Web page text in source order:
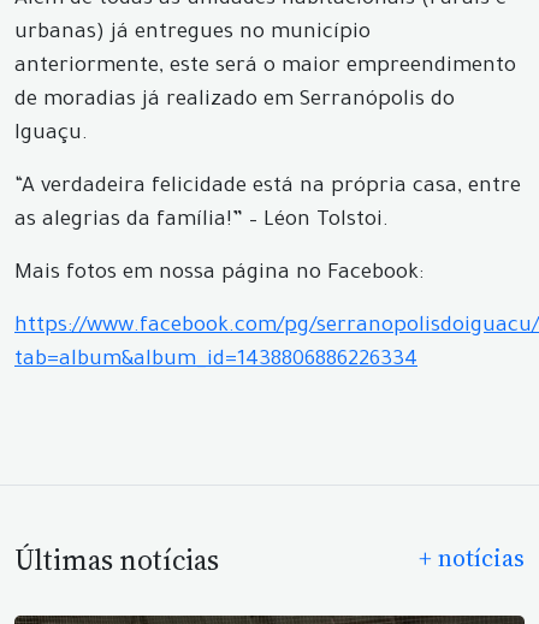
urbanas) já entregues no município
anteriormente, este será o maior empreendimento
de moradias já realizado em Serranópolis do
Iguaçu.
“A verdadeira felicidade está na própria casa, entre
as alegrias da família!” – Léon Tolstoi.
Mais fotos em nossa página no Facebook:
https://www.facebook.com/pg/
tab=album&album_id=1438806886226334
Últimas notícias + notícias